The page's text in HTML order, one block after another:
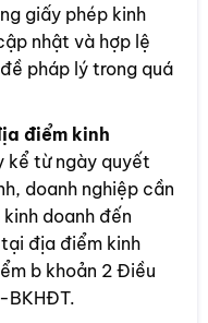
giấy phép kinh
nhật và hợp lệ
pháp lý trong quá
điểm kinh
kể từ ngày quyết
doanh nghiệp cần
doanh đến
địa điểm kinh
b khoản 2 Điều
BKHĐT.